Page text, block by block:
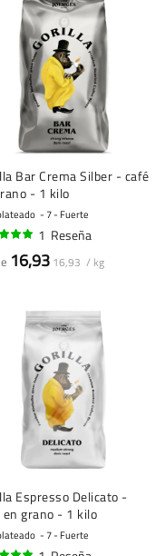
Bar Crema Silber - café
- 1 kilo
7 - Fuerte
1 Reseña
16,93 16,93 / kg
Espresso Delicato -
en grano - 1 kilo
7 - Fuerte